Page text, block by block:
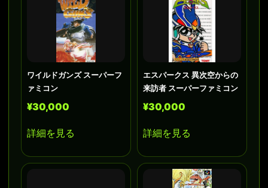
ワイルドガンズ スーパーフ
ァミコン
¥30,000
詳細を見る
エスパークス 異次空からの
来訪者 スーパーファミコン
¥30,000
詳細を見る